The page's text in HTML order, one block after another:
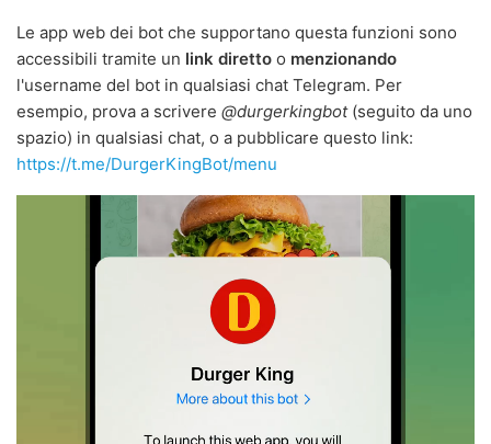
Le app web dei bot che supportano questa funzioni sono
accessibili tramite un link diretto o menzionando
l'username del bot in qualsiasi chat Telegram. Per
esempio, prova a scrivere @durgerkingbot(seguito da uno
spazio) in qualsiasi chat, o a pubblicare questo link:
https://t.me/DurgerKingBot/menu